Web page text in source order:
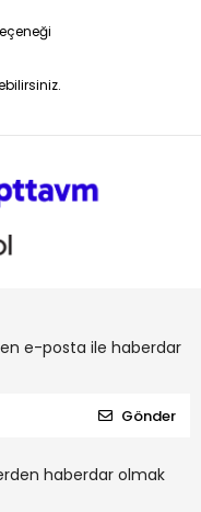
e-posta ile haberdar
Gönder
haberdar olmak